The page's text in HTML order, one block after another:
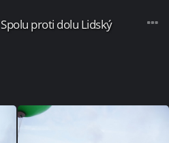
Spolu proti dolu Lidský